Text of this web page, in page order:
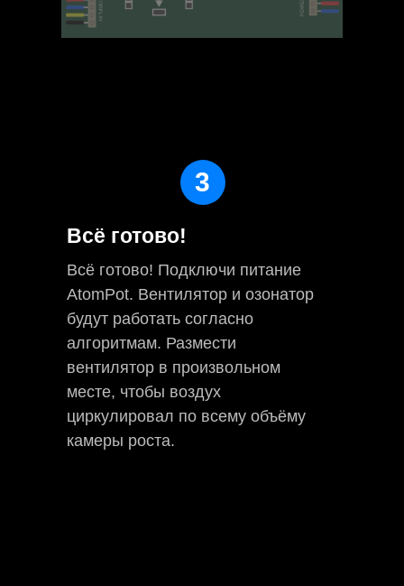
Всё готово!
Всё готово! Подключи питание
AtomPot. Вентилятор и озонатор
будут работать согласно
алгоритмам. Размести
вентилятор в произвольном
месте, чтобы воздух
циркулировал по всему объёму
камеры роста.
3